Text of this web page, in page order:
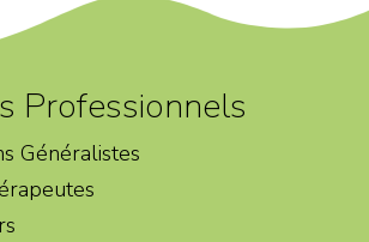
Professionnels
Généralistes